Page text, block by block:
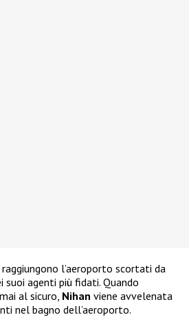
raggiungono l’aeroporto scortati da
suoi agenti più fidati. Quando
al sicuro, Nihan viene avvelenata
nel bagno dell’aeroporto.